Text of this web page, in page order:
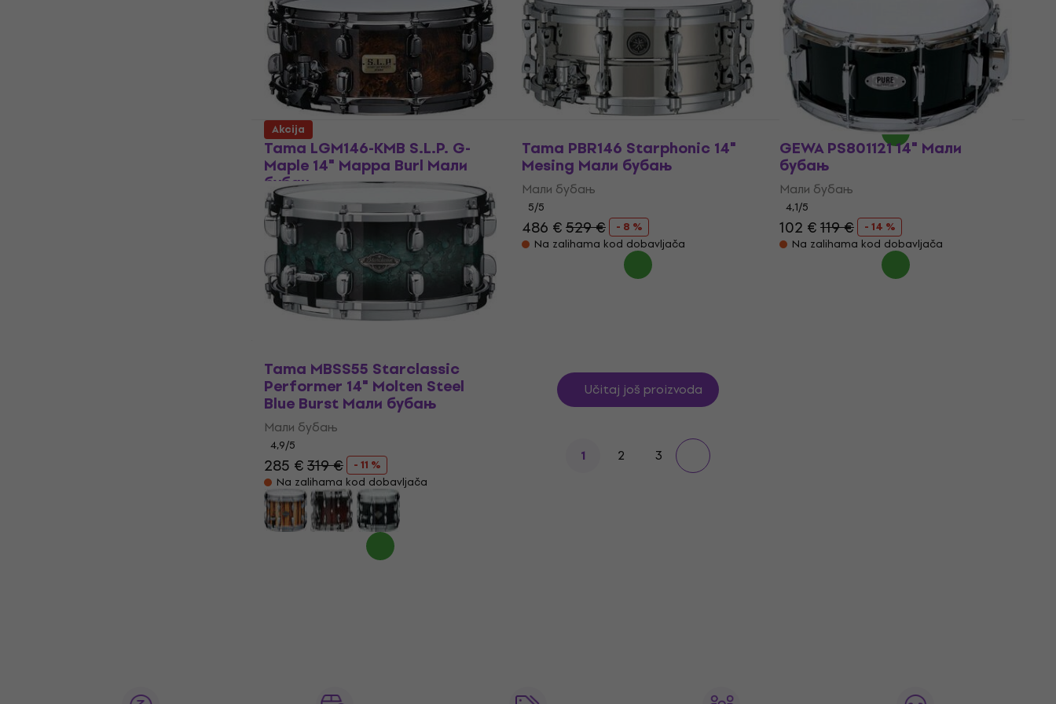
Мали бубањ
208 €
Na putu
Мали бубањ
256 € 309 €
- 17 %
Samo po porudžbini
Мали бубањ
Мали бубањ
528 €589 €
- 10 %
Samo po porudžbini
Tama LGM146-KMB S.L.P. G-
Maple 14" Mappa Burl Мали
бубањ
Мали бубањ
5/5
399 € 459 €
Na zalihama kod dobavljača
Tama PBR146 Starphonic 14"
Mesing Мали бубањ
Мали бубањ
5/5
486 €529 €
- 8 %
Na zalihama kod dobavljača
GEWA PS801121 14" Мали
бубањ
Мали бубањ
4,1/5
102 €119 €
- 14 %
Na zalihama kod dobavljača
Akcija
Tama MBSS55 Starclassic
Performer 14" Molten Steel
Blue Burst Мали бубањ
Мали бубањ
4,9/5
285 €319 €
- 11 %
Na zalihama kod dobavljača
Učitaj još proizvoda
1 2 3